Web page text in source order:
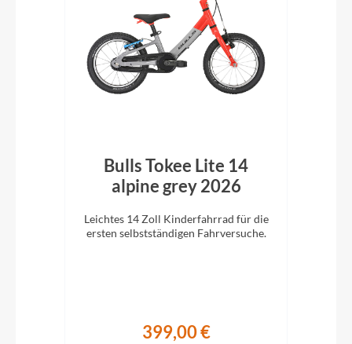
Bulls Tokee Lite 14
alpine grey 2026
Leichtes 14 Zoll Kinderfahrrad für die
ersten selbstständigen Fahrversuche.
399,00 €